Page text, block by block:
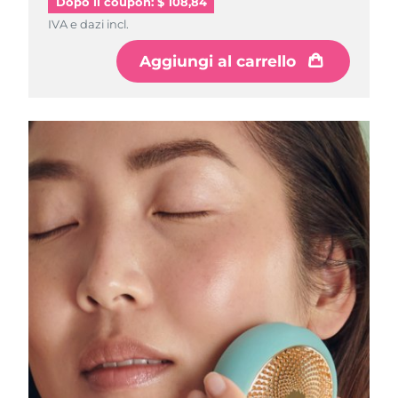
IVA e dazi incl.
Aggiungi al carrello
RAS di Macao Consegna stimata8/10/26
Consegna stimata8/11/26
Malta Consegna stimata8/8/26
Messico Consegna stimata8/12/26
Consegna stimata 8/9/26
Paesi Bassi Consegna stimata8/8/26
Nuova Zelanda Consegna stimata8/8/26
Norvegia Consegna stimata8/8/26
Oman Consegna stimata8/11/26